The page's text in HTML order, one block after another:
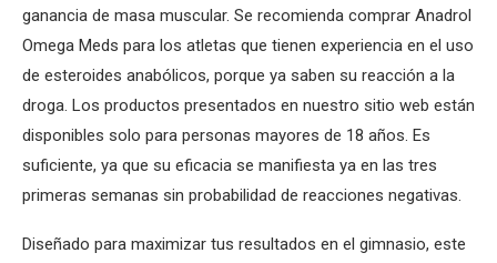
ganancia de masa muscular. Se recomienda comprar Anadrol
Omega Meds para los atletas que tienen experiencia en el uso
de esteroides anabólicos, porque ya saben su reacción a la
droga. Los productos presentados en nuestro sitio web están
disponibles solo para personas mayores de 18 años. Es
suficiente, ya que su eficacia se manifiesta ya en las tres
primeras semanas sin probabilidad de reacciones negativas.
Diseñado para maximizar tus resultados en el gimnasio, este